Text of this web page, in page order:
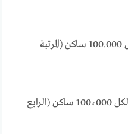
• معدل القتل: 2.8 لكل 100.000 ساكن (المرتبة
• معدل الحبس: 268 لكل 100،000 ساكن (الرابع